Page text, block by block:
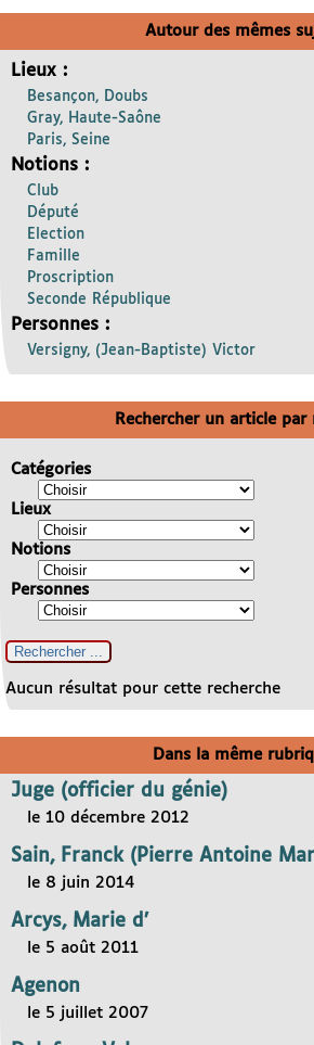
Autour des mêmes
Lieux :
Besançon, Doubs
Gray, Haute-Saône
Paris, Seine
Notions :
Club
Député
Election
Famille
Proscription
Seconde République
Personnes :
Versigny, (Jean-Baptiste) Victor
Rechercher un article par
Catégories
Lieux
Notions
Personnes
Aucun résultat pour cette recherche
Dans la même
Juge (officier du génie)
le 10 décembre 2012
Sain, Franck (Pierre Antoine
le 8 juin 2014
Arcys, Marie d’
le 5 août 2011
Agenon
le 5 juillet 2007